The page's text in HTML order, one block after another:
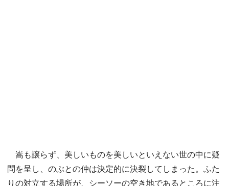
嵩も譲らず、美しいものを美しいといえない世の中に疑
問を呈し、のぶとの仲は決定的に決裂してしまった。ふた
りの対立する場所が、シーソーの空き地であるところに注